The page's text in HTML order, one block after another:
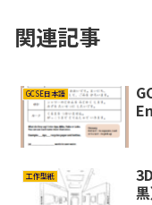
関連記事
GCSE日本語
工作型紙
黒